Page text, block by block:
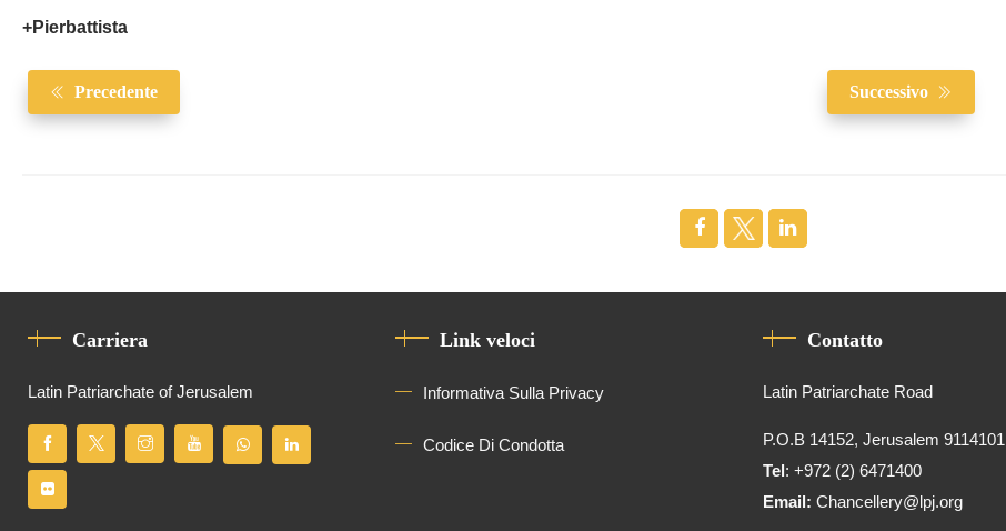
+Pierbattista
Precedente Successivo
Carriera
Latin Patriarchate of Jerusalem
Link veloci
Informativa Sulla Privacy
Codice Di Condotta
Contatto
Latin Patriarchate Road
P.O.B 14152, Jerusalem 9114101
Tel: +972 (2) 6471400
Email:Chancellery@lpj.org